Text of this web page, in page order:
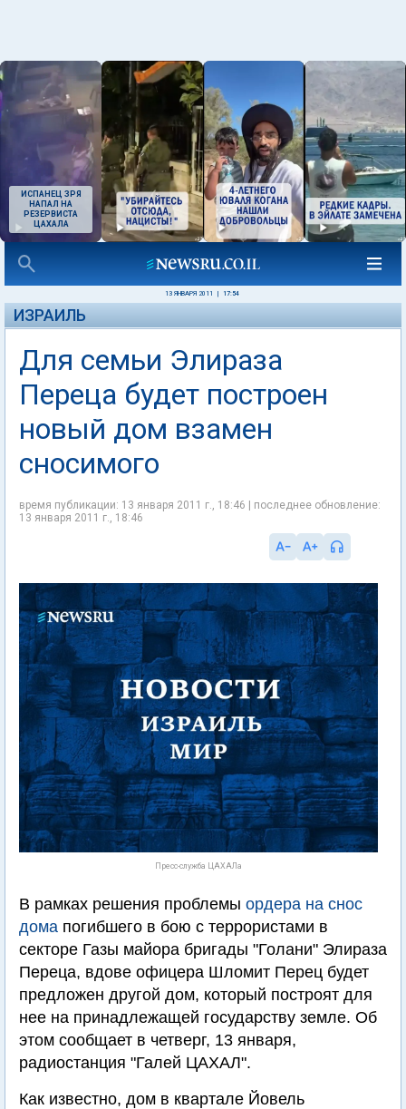
ИСПАНЕЦ ЗРЯ
НАПАЛ НА
РЕЗЕРВИСТА
ЦАХАЛА
13 ЯНВАРЯ 2011 17:54
ИЗРАИЛЬ
Для семьи Элираза
Переца будет построен
новый дом взамен
сносимого
время публикации: 13 января 2011 г., 18:46 | последнее обновление:
13 января 2011 г., 18:46
Пресс-служба ЦАХАЛа
В рамках решения проблемы ордера на снос
дома погибшего в бою с террористами в
секторе Газы майора бригады "Голани" Элираза
Переца, вдове офицера Шломит Перец будет
предложен другой дом, который построят для
нее на принадлежащей государству земле. Об
этом сообщает в четверг, 13 января,
радиостанция "Галей ЦАХАЛ".
Как известно, дом в квартале Йовель